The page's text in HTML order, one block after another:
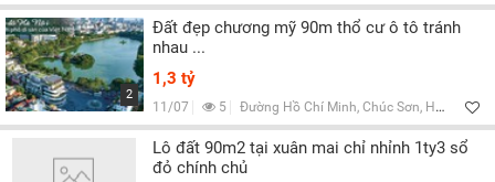
2
Đất đẹp chương mỹ 90m thổ cư ô tô tránh
nhau ...
1,3 tỷ
11/07 5 Đường Hồ Chí Minh, Chúc Sơn, Hà Nội
Lô đất 90m2 tại xuân mai chỉ nhỉnh 1ty3 sổ
đỏ chính chủ